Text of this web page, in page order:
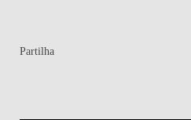
Partilha